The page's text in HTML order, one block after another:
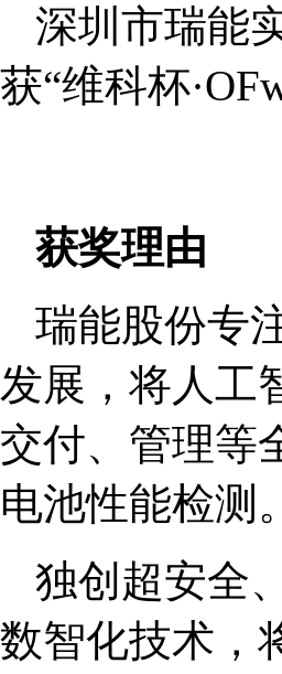
深圳市瑞能
获“维科杯
获奖理由
瑞能股份专
发展，将人工
交付、管理等
电池性能检测。
独创超安全
数智化技术，